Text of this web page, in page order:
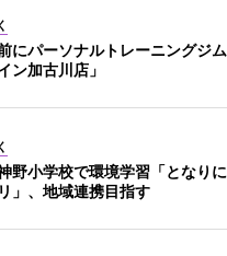
にパーソナルトレーニングジム
ン加古川店」
野小学校で環境学習「となりに
」、地域連携目指す